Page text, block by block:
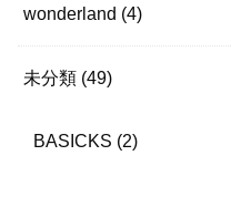
wonderland (4)
未分類 (49)
BASICKS (2)